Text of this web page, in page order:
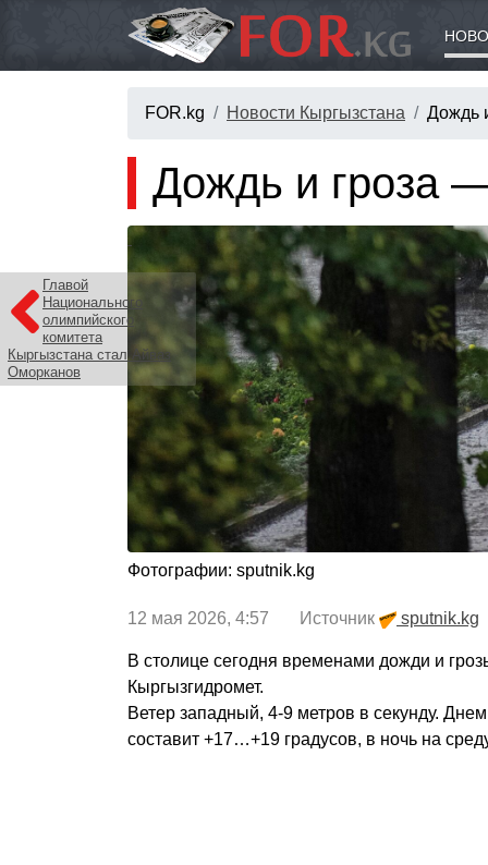
FOR.kg Новости Кыргызстана Дождь
Главой
Национального
олимпийского
комитета
Кыргызстана стал Айваз
Оморканов
Дождь и гроза
Фотографии: sputnik.kg
12 мая 2026, 4:57 Источник sputnik.kg
В столице сегодня временами дожди и
Кыргызгидромет.
Ветер западный, 4-9 метров в секунду.
составит +17…+19 градусов, в ночь на